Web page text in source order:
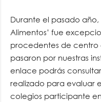
Durante el pasado
Alimentos’ fue
procedentes de centro
pasaron por nuestras
enlace podrás
realizado para evaluar
colegios participante